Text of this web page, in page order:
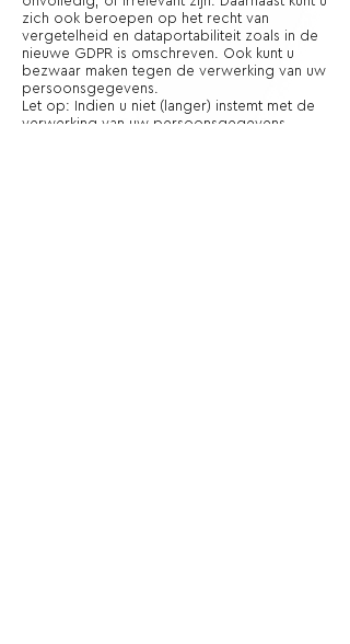
zich ook beroepen op het recht van
vergetelheid en dataportabiliteit zoals in de
nieuwe GDPR is omschreven. Ook kunt u
bezwaar maken tegen de verwerking van uw
persoonsgegevens.
Let op: Indien u niet (langer) instemt met de
verwerking van uw persoonsgegevens,